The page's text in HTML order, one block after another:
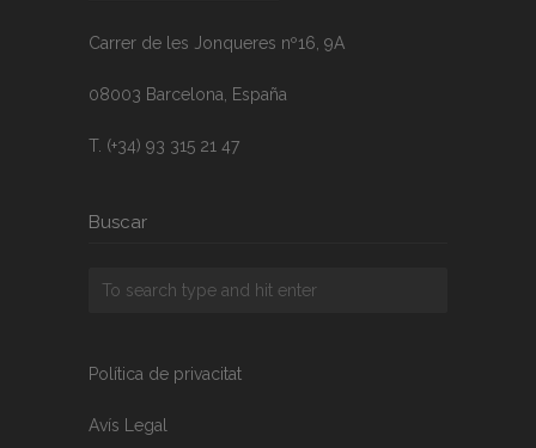
Carrer de les Jonqueres nº16, 9A
08003 Barcelona, España
T. (+34) 93 315 21 47
Buscar
Política de privacitat
Avís Legal